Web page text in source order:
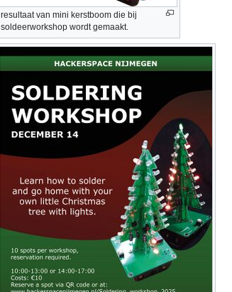
resultaat van mini kerstboom die bij
soldeerworkshop wordt gemaakt.